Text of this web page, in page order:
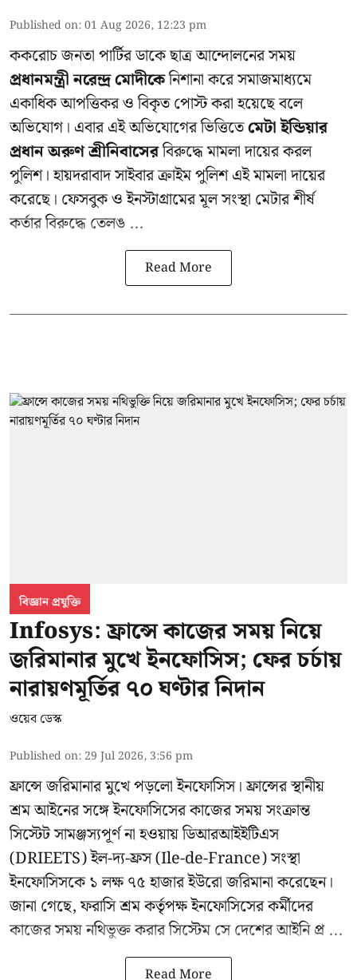
Published on:01 Aug 2026, 12:23 pm
ককরোচ জনতা পার্টির ডাকে ছাত্র আন্দোলনের সময়
প্রধানমন্ত্রী নরেন্দ্র মোদীকেনিশানা করে সমাজমাধ্যমে
একাধিক আপত্তিকর ও বিকৃত পোস্ট করা হয়েছে বলে
অভিযোগ। এবার এই অভিযোগের ভিত্তিতেমেটা ইন্ডিয়ার
প্রধান অরুণ শ্রীনিবাসেরবিরুদ্ধে মামলা দায়ের করল
পুলিশ। হায়দরাবাদ সাইবার ক্রাইম পুলিশ এই মামলা দায়ের
করেছে। ফেসবুক ও ইনস্টাগ্রামের মূল সংস্থা মেটার শীর্ষ
কর্তার বিরুদ্ধে তেলঙ ...
Read More
বিজ্ঞান প্রযুক্তি
Infosys: ফ্রান্সে কাজের সময় নিয়ে
জরিমানার মুখে ইনফোসিস; ফের চর্চায়
নারায়ণমূর্তির ৭০ ঘণ্টার নিদান
ওয়েব ডেস্ক
Published on: 29 Jul 2026, 3:56 pm
ফ্রান্সে জরিমানার মুখে পড়লোইনফোসিস। ফ্রান্সের স্থানীয়
শ্রম আইনের সঙ্গে ইনফোসিসের কাজের সময় সংক্রান্ত
সিস্টেট সামঞ্জস্যপূর্ণ না হওয়ায় ডিআরআইইটিএস
(DRIEETS) ইল-দ্য-ফ্রস (Ile-de-France) সংস্থা
ইনফোসিসকে ১ লক্ষ ৭৫ হাজার ইউরো জরিমানা করেছেন।
জানা গেছে, ফরাসি শ্রম কর্তৃপক্ষ ইনফোসিসের কর্মীদের
কাজের সময় নথিভুক্ত করার সিস্টেম সে দেশের আইনি প্র ...
Read More